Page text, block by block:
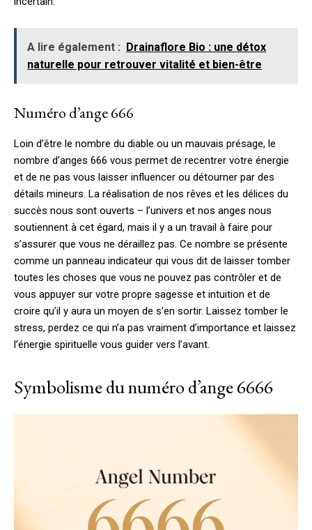
A lire également : Drainaflore Bio : une détox
naturelle pour retrouver vitalité et bien-être
Numéro d’ange 666
Loin d’être le nombre du diable ou un mauvais présage, le
nombre d’anges 666 vous permet de recentrer votre énergie
et de ne pas vous laisser influencer ou détourner par des
détails mineurs. La réalisation de nos rêves et les délices du
succès nous sont ouverts – l’univers et nos anges nous
soutiennent à cet égard, mais il y a un travail à faire pour
s’assurer que vous ne déraillez pas. Ce nombre se présente
comme un panneau indicateur qui vous dit de laisser tomber
toutes les choses que vous ne pouvez pas contrôler et de
vous appuyer sur votre propre sagesse et intuition et de
croire qu’il y aura un moyen de s’en sortir. Laissez tomber le
stress, perdez ce qui n’a pas vraiment d’importance et laissez
l’énergie spirituelle vous guider vers l’avant.
Symbolisme du numéro d’ange 6666